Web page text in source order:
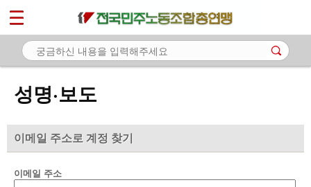
성명·보도
이메일 주소로 계정 찾기
이메일 주소
마이페이지
소개
- 공지사항
- 성명·보도